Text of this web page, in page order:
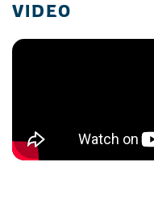
VIDEO